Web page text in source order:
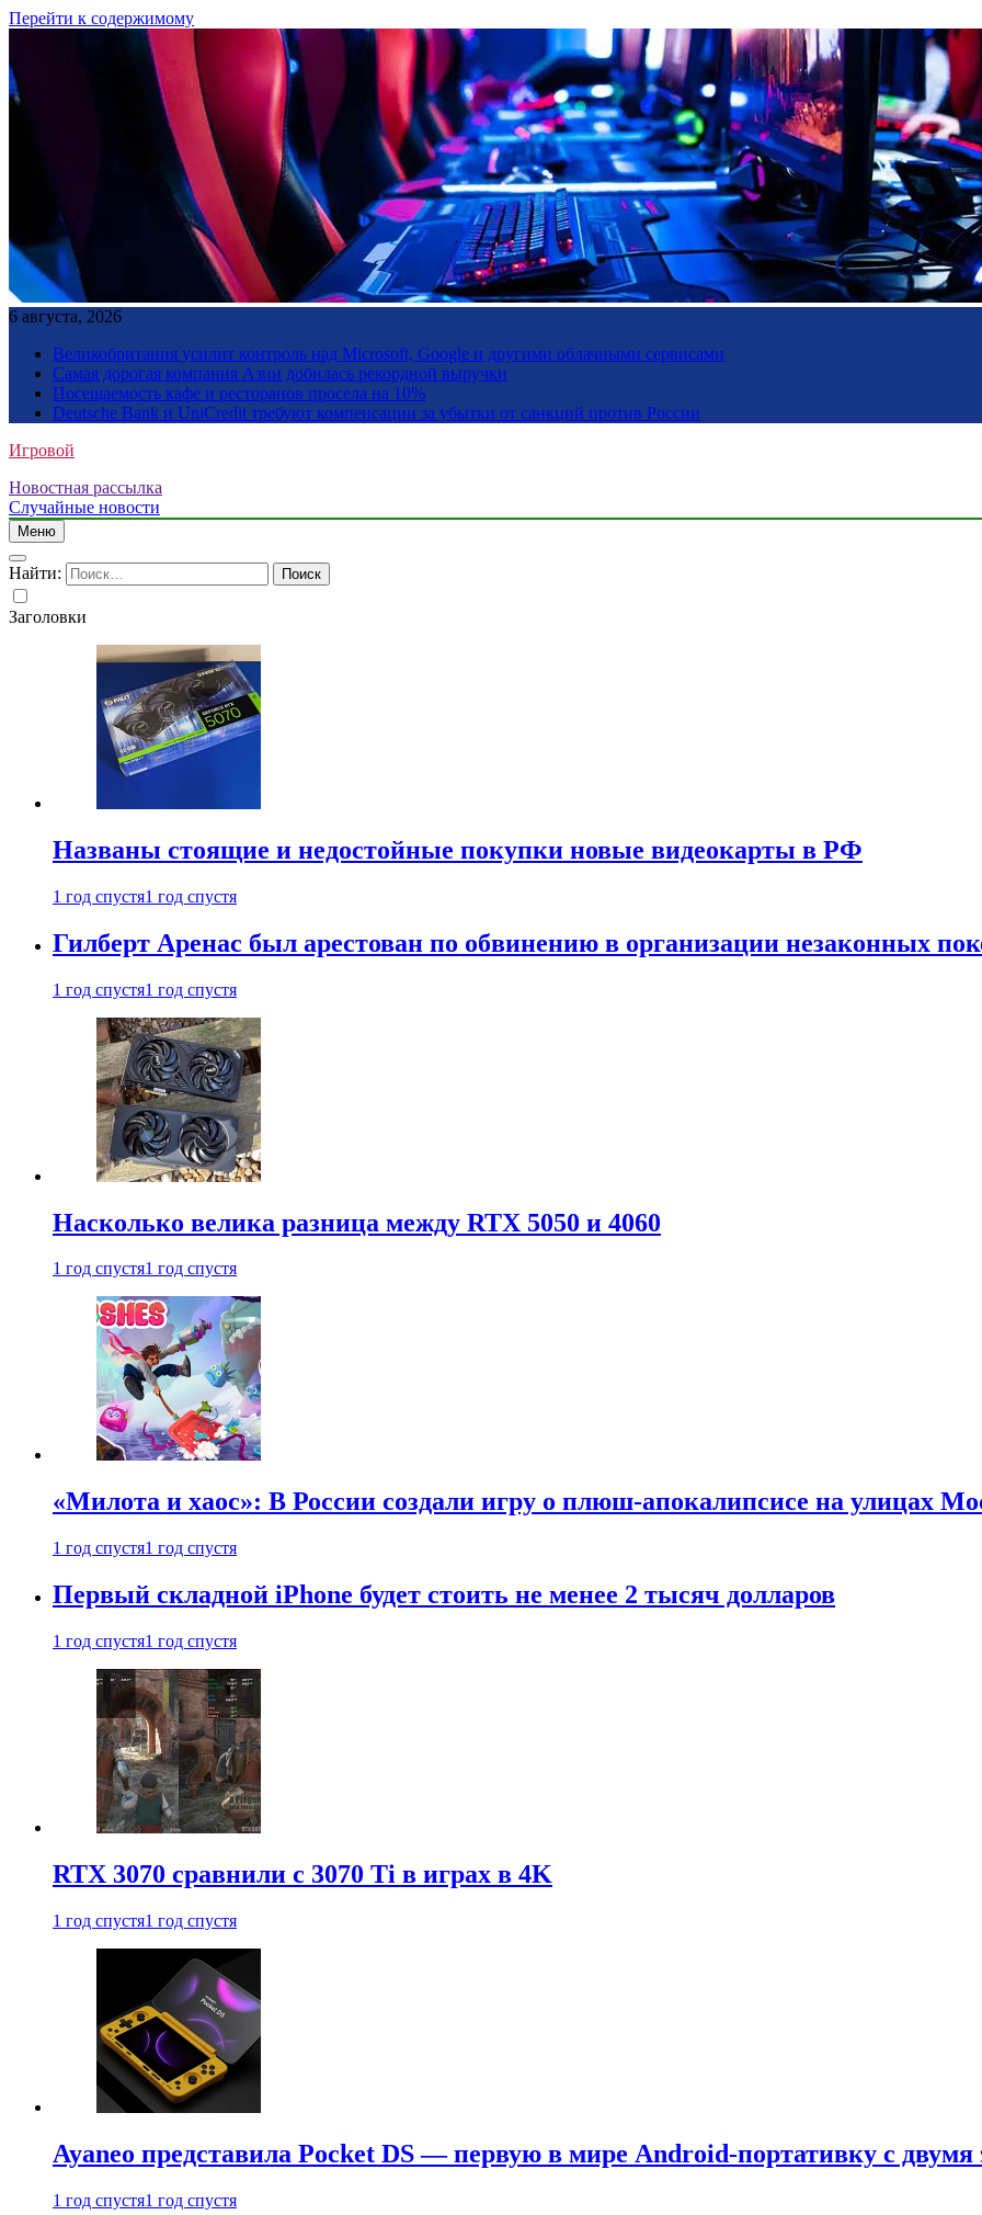
Перейти к содержимому
6 августа, 2026
Великобритания усилит контроль над Microsoft, Google и другими облачными сервисами
Самая дорогая компания Азии добилась рекордной выручки
Посещаемость кафе и ресторанов просела на 10%
Deutsche Bank и UniCredit требуют компенсации за убытки от санкций против России
Игровой
Новостная рассылка
Случайные новости
Меню
Найти:
Заголовки
Названы стоящие и недостойные покупки новые видеокарты в РФ
1 год спустя1 год спустя
Гилберт Аренас был арестован по обвинению в организации незаконных
1 год спустя1 год спустя
Насколько велика разница между RTX 5050 и 4060
1 год спустя1 год спустя
«Милота и хаос»: В России создали игру о плюш-апокалипсисе на улицах
1 год спустя1 год спустя
Первый складной iPhone будет стоить не менее 2 тысяч долларов
1 год спустя1 год спустя
RTX 3070 сравнили с 3070 Ti в играх в 4K
1 год спустя1 год спустя
Ayaneo представила Pocket DS — первую в мире Android-портативку с двумя
1 год спустя1 год спустя